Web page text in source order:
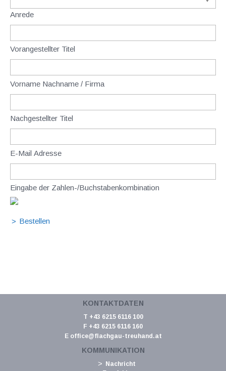
Anrede
Vorangestellter Titel
Vorname Nachname / Firma
Nachgestellter Titel
E-Mail Adresse
Eingabe der Zahlen-/Buchstabenkombination
KONTAKTDATEN
T +43 6215 6116 100
F +43 6215 6116 160
E office@flachgau-treuhand.at
KOMMUNIKATION
Nachricht